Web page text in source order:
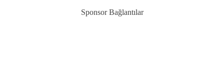
Sponsor Bağlantılar